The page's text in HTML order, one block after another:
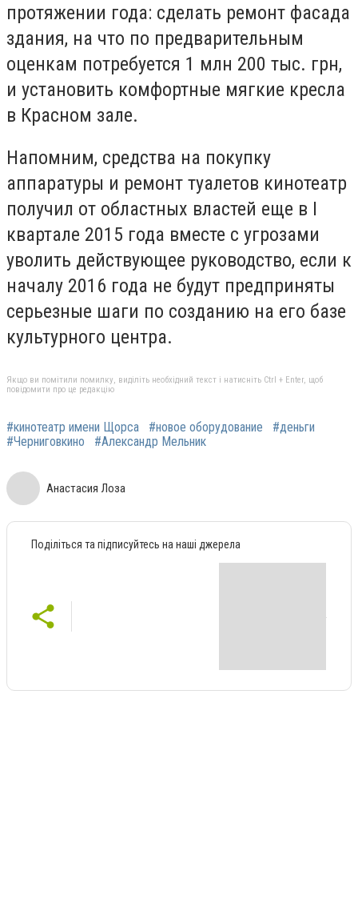
протяжении года: сделать ремонт фасада
здания, на что по предварительным
оценкам потребуется 1 млн 200 тыс. грн,
и установить комфортные мягкие кресла
в Красном зале.
Напомним, средства на покупку
аппаратуры и ремонт туалетов кинотеатр
получил от областных властей еще в І
квартале 2015 года вместе с угрозами
уволить действующее руководство, если к
началу 2016 года не будут предприняты
серьезные шаги по созданию на его базе
культурного центра.
Якщо ви помітили помилку, виділіть необхідний текст і натисніть Ctrl + Enter, щоб
повідомити про це редакцію
#кинотеатр имени Щорса #новое оборудование
#деньги
#Черниговкино
#Александр Мельник
Анастасия Лоза
Поділіться та підписуйтесь на наші джерела